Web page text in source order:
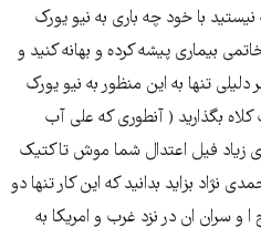
با خود چه باری به نیو یورک
بیماری پیشه کرده و بهانه کنید و
تنها به این منظور به نیو یورک
کلاه بگذارید ( آنطوری که علی آب
زیاد فیل اعتدال شما موش تاکتیک
نژاد بزاید بدانید که این کار تنها دو
سران ان در نزد غرب و امریکا به